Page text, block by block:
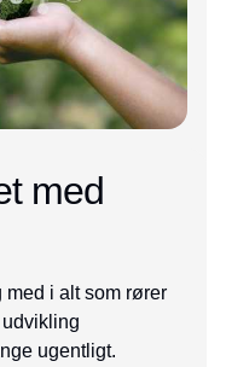
med
i alt som rører
ugentligt.